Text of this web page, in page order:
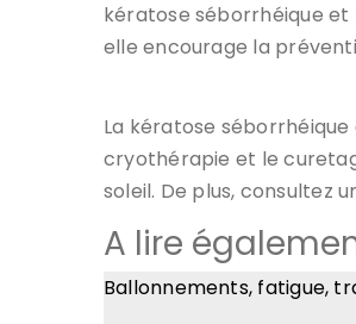
kératose séborrhéique et
elle encourage la
La kératose
cryothérapie et le
soleil. De plus, consultez
A lire
Ballonnements, fatigue,